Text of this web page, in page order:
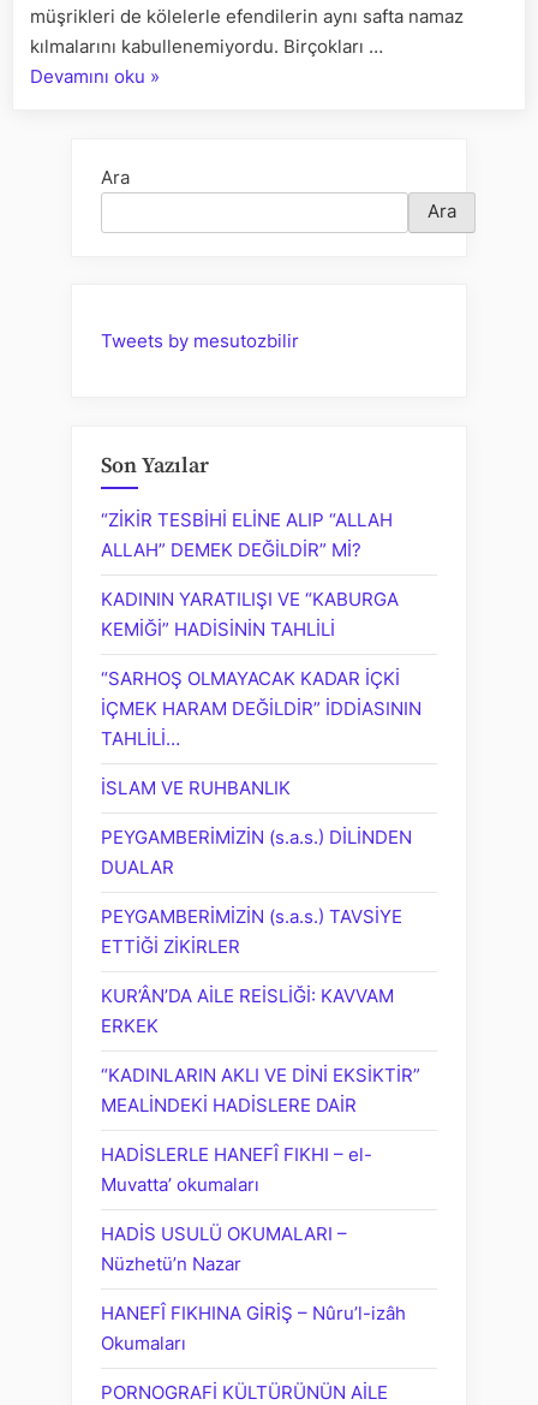
müşrikleri de kölelerle efendilerin aynı safta namaz
kılmalarını kabullenemiyordu. Birçokları …
Devamını oku “İSLÂM,
NEDEN
»
Ara
Ara
Tweets by mesutozbilir
Son Yazılar
“ZİKİR TESBİHİ ELİNE ALIP “ALLAH
ALLAH” DEMEK DEĞİLDİR” Mİ?
KADININ YARATILIŞI VE “KABURGA
KEMİĞİ” HADİSİNİN TAHLİLİ
“SARHOŞ OLMAYACAK KADAR İÇKİ
İÇMEK HARAM DEĞİLDİR” İDDİASININ
TAHLİLİ…
İSLAM VE RUHBANLIK
PEYGAMBERİMİZİN (s.a.s.) DİLİNDEN
DUALAR
PEYGAMBERİMİZİN (s.a.s.) TAVSİYE
ETTİĞİ ZİKİRLER
KUR’ÂN’DA AİLE REİSLİĞİ: KAVVAM
ERKEK
“KADINLARIN AKLI VE DİNİ EKSİKTİR”
MEALİNDEKİ HADİSLERE DAİR
HADİSLERLE HANEFÎ FIKHI – el-
Muvatta’ okumaları
HADİS USULÜ OKUMALARI –
Nüzhetü’n Nazar
HANEFÎ FIKHINA GİRİŞ – Nûru’l-izâh
Okumaları
PORNOGRAFİ KÜLTÜRÜNÜN AİLE